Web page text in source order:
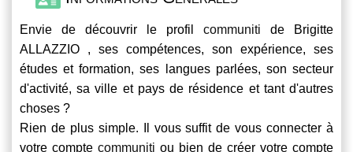
Envie de découvrir le profil communiti de Brigitte
ALLAZZIO , ses compétences, son expérience, ses
études et formation, ses langues parlées, son secteur
d'activité, sa ville et pays de résidence et tant d'autres
choses ?
Rien de plus simple. Il vous suffit de vous connecter à
votre compte communiti ou bien de créer votre compte